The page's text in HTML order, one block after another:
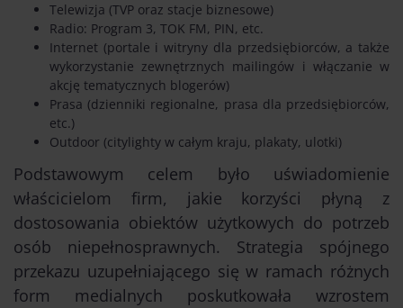
Telewizja (TVP oraz stacje biznesowe)
Radio: Program 3, TOK FM, PIN, etc.
Internet (portale i witryny dla przedsiębiorców, a także
wykorzystanie zewnętrznych mailingów i włączanie w
akcję tematycznych blogerów)
Prasa (dzienniki regionalne, prasa dla przedsiębiorców,
etc.)
Outdoor (citylighty w całym kraju, plakaty, ulotki)
Podstawowym celem było uświadomienie
właścicielom firm, jakie korzyści płyną z
dostosowania obiektów użytkowych do potrzeb
osób niepełnosprawnych. Strategia spójnego
przekazu uzupełniającego się w ramach różnych
form medialnych poskutkowała wzrostem